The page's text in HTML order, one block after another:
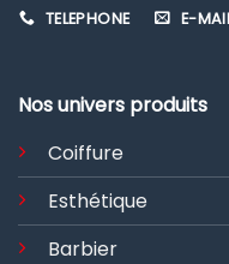
TELEPHONE E-
Nos univers produits
Coiffure
Esthétique
Barbier